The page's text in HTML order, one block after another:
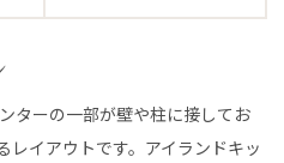
ターの一部が壁や柱に接してお
レイアウトです。アイランドキッ